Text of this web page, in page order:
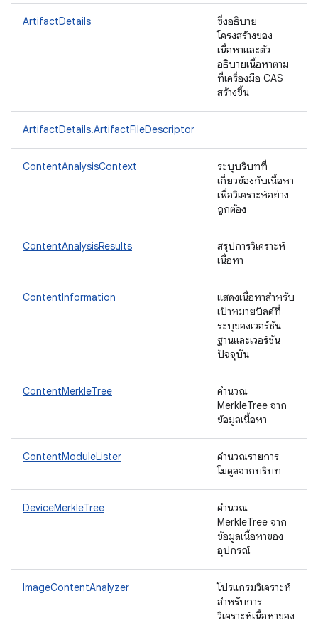
ArtifactDetails
ซึ่งอธิบาย
โครงสร้างของ
เนื้อหาและตัว
อธิบายเนื้อหาตาม
ที่เครื่องมือ CAS
สร้างขึ้น
ArtifactDetails.ArtifactFileDescriptor
ContentAnalysisContext
ระบุบริบทที่
เกี่ยวข้องกับเนื้อหา
เพื่อวิเคราะห์อย่าง
ถูกต้อง
ContentAnalysisResults
สรุปการวิเคราะห์
เนื้อหา
ContentInformation
แสดงเนื้อหาสำหรับ
เป้าหมายบิลด์ที่
ระบุของเวอร์ชัน
ฐานและเวอร์ชัน
ปัจจุบัน
ContentMerkleTree
คำนวณ
MerkleTree จาก
ข้อมูลเนื้อหา
ContentModuleLister
คำนวณรายการ
โมดูลจากบริบท
DeviceMerkleTree
คำนวณ
MerkleTree จาก
ข้อมูลเนื้อหาของ
อุปกรณ์
ImageContentAnalyzer
โปรแกรมวิเคราะห์
สำหรับการ
วิเคราะห์เนื้อหาของ